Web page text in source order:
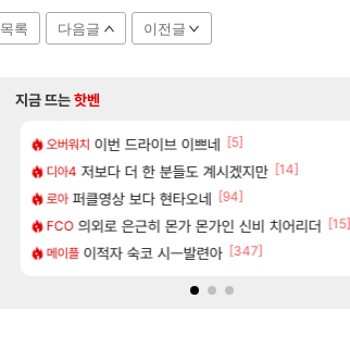
목록 다음글 이전글
지금 뜨는핫벤
오버워치 이번 드라이브 이쁘네 [5]
디아4 저보다 더 한 분들도 계시겠지만 [14]
로아 퍼클영상 보다 현타오네 [94]
FCO 의외로 은근히 몬가 몬가인 신비 치어리더 [15]
메이플 이적자 숙코 시ㅡ발련아 [347]
여행 7년만에 가족여행을 다녀왔습니다.
아스오라 「에린」 컨셉 포스터 공개
비스트 쿠를 먼저 보내서 기습하는 법
리싱크드 리싱크드 1.06 패치노트 (8/5)
비스트 비스트 오브 리인카네이션 정보/공략글 모음